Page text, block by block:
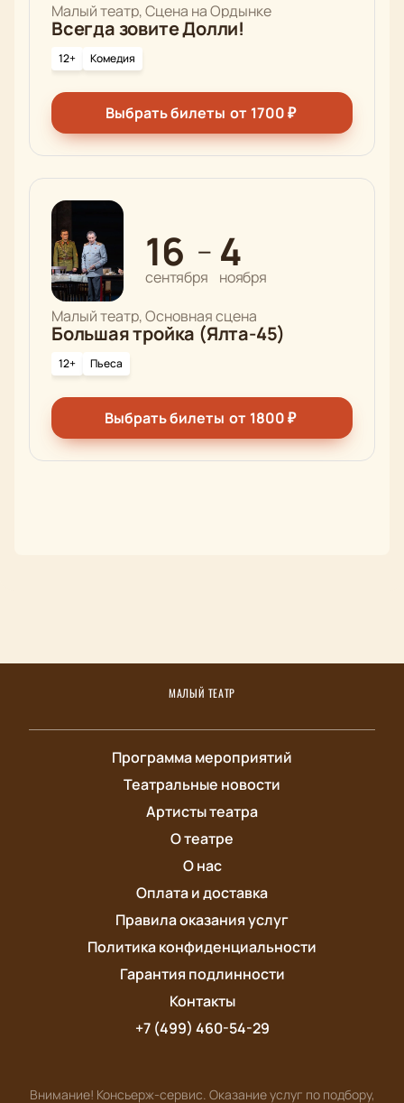
Малый театр, Сцена на Ордынке
Всегда зовите Долли!
12+ Комедия
Выбрать билеты от 1700₽
16
сентября
— 4
ноября
Малый театр, Основная сцена
Большая тройка (Ялта-45)
12+ Пьеса
Выбрать билеты от 1800₽
МАЛЫЙ ТЕАТР
Программа мероприятий
Театральные новости
Артисты театра
О театре
О нас
Оплата и доставка
Правила оказания услуг
Политика конфиденциальности
Гарантия подлинности
Контакты
+7 (499) 460-54-29
Внимание! Консьерж-сервис. Оказание услуг по подбору,